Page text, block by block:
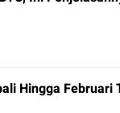
Hingga Februari